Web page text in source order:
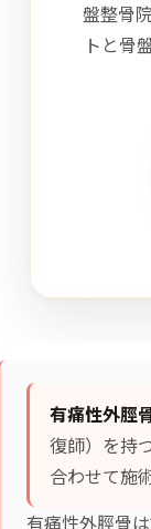
盤整骨
トと骨
有痛性外脛
復師）を持
合わせて施
有痛性外脛骨